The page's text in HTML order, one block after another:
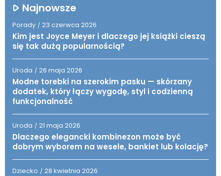
Najnowsze
Porady / 23 czerwca 2026
Kim jest Joyce Meyer i dlaczego jej książki cieszą
się tak dużą popularnością?
Uroda / 26 maja 2026
Modne torebki na szerokim pasku — skórzany
dodatek, który łączy wygodę, styl i codzienną
funkcjonalność
Uroda / 21 maja 2026
Dlaczego elegancki kombinezon może być
dobrym wyborem na wesele, bankiet lub kolację?
Dziecko / 28 kwietnia 2026